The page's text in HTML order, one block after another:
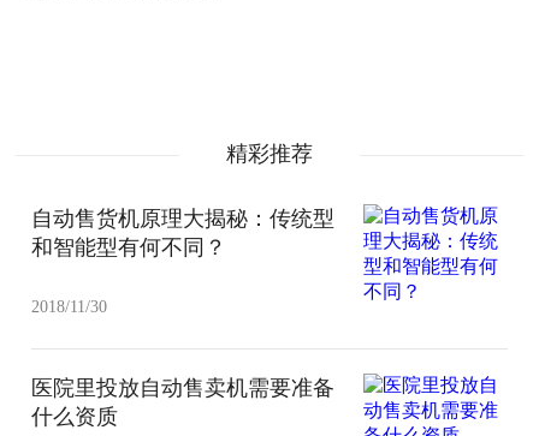
精彩推荐
自动售货机原理大揭秘：传统型
和智能型有何不同？
2018/11/30
医院里投放自动售卖机需要准备
什么资质